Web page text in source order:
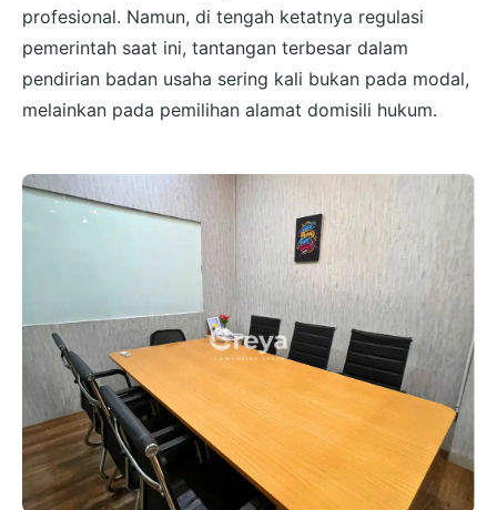
profesional. Namun, di tengah ketatnya regulasi
pemerintah saat ini, tantangan terbesar dalam
pendirian badan usaha sering kali bukan pada modal,
melainkan pada pemilihan alamat domisili hukum.